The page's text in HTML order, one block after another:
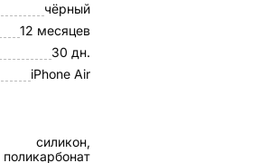
чёрный
12 месяцев
30 дн.
iPhone Air
силикон,
поликарбонат